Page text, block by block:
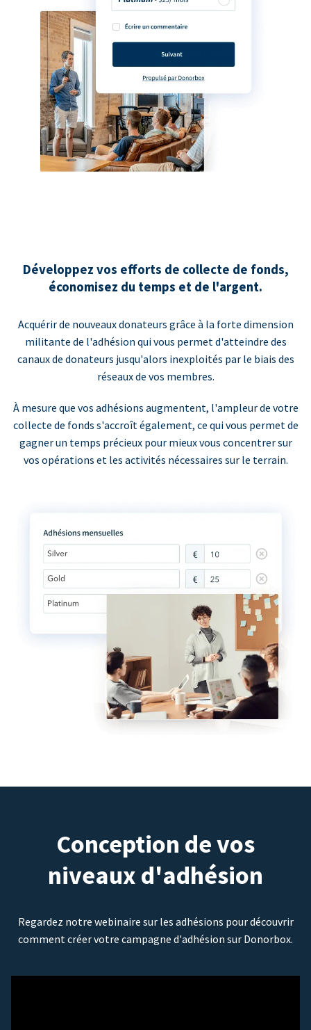
Développez vos efforts de collecte de fonds,
économisez du temps et de l'argent.
Acquérir de nouveaux donateurs grâce à la forte dimension
militante de l'adhésion qui vous permet d'atteindre des
canaux de donateurs jusqu'alors inexploités par le biais des
réseaux de vos membres.
À mesure que vos adhésions augmentent, l'ampleur de votre
collecte de fonds s'accroît également, ce qui vous permet de
gagner un temps précieux pour mieux vous concentrer sur
vos opérations et les activités nécessaires sur le terrain.
Conception de vos
niveaux d'adhésion
Regardez notre webinaire sur les adhésions pour découvrir
comment créer votre campagne d'adhésion sur Donorbox.